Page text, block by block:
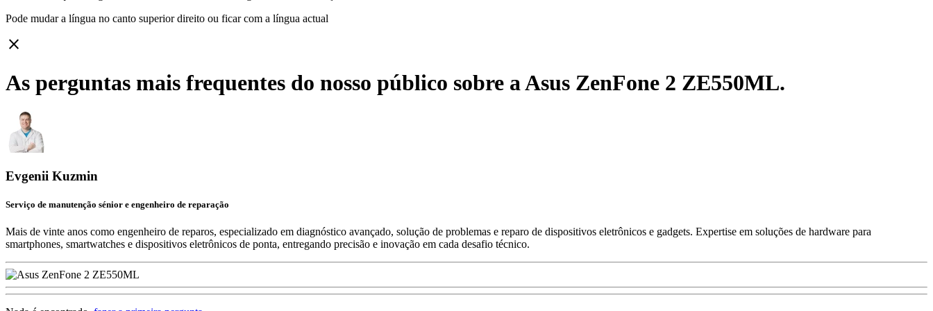
Pode mudar a língua no canto superior direito ou ficar com a língua actual
close
As perguntas mais frequentes do nosso público sobre a Asus ZenFone 2 ZE550ML.
Evgenii Kuzmin
Serviço de manutenção sénior e engenheiro de reparação
Mais de vinte anos como engenheiro de reparos, especializado em diagnóstico avançado, solução de problemas e reparo de dispositivos eletrônicos e gadgets. Expertise em soluções de hardware para
smartphones, smartwatches e dispositivos eletrônicos de ponta, entregando precisão e inovação em cada desafio técnico.